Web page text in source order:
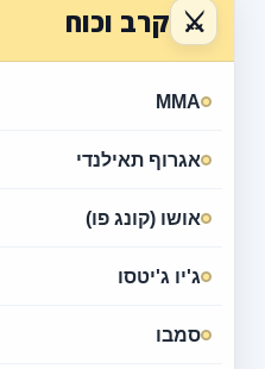
⚔ קרב וכוח
MMA
אגרוף תאילנדי
אושו (קונג פו)
ג'יו ג'יטסו
סמבו